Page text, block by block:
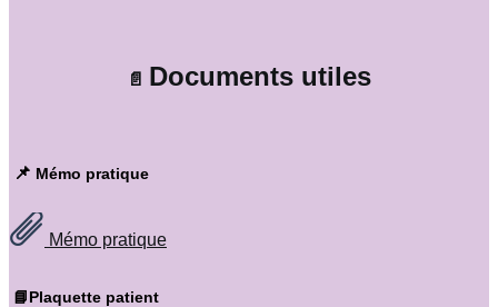
📄 Documents utiles
📌 Mémo pratique
Mémo pratique
📘Plaquette patient